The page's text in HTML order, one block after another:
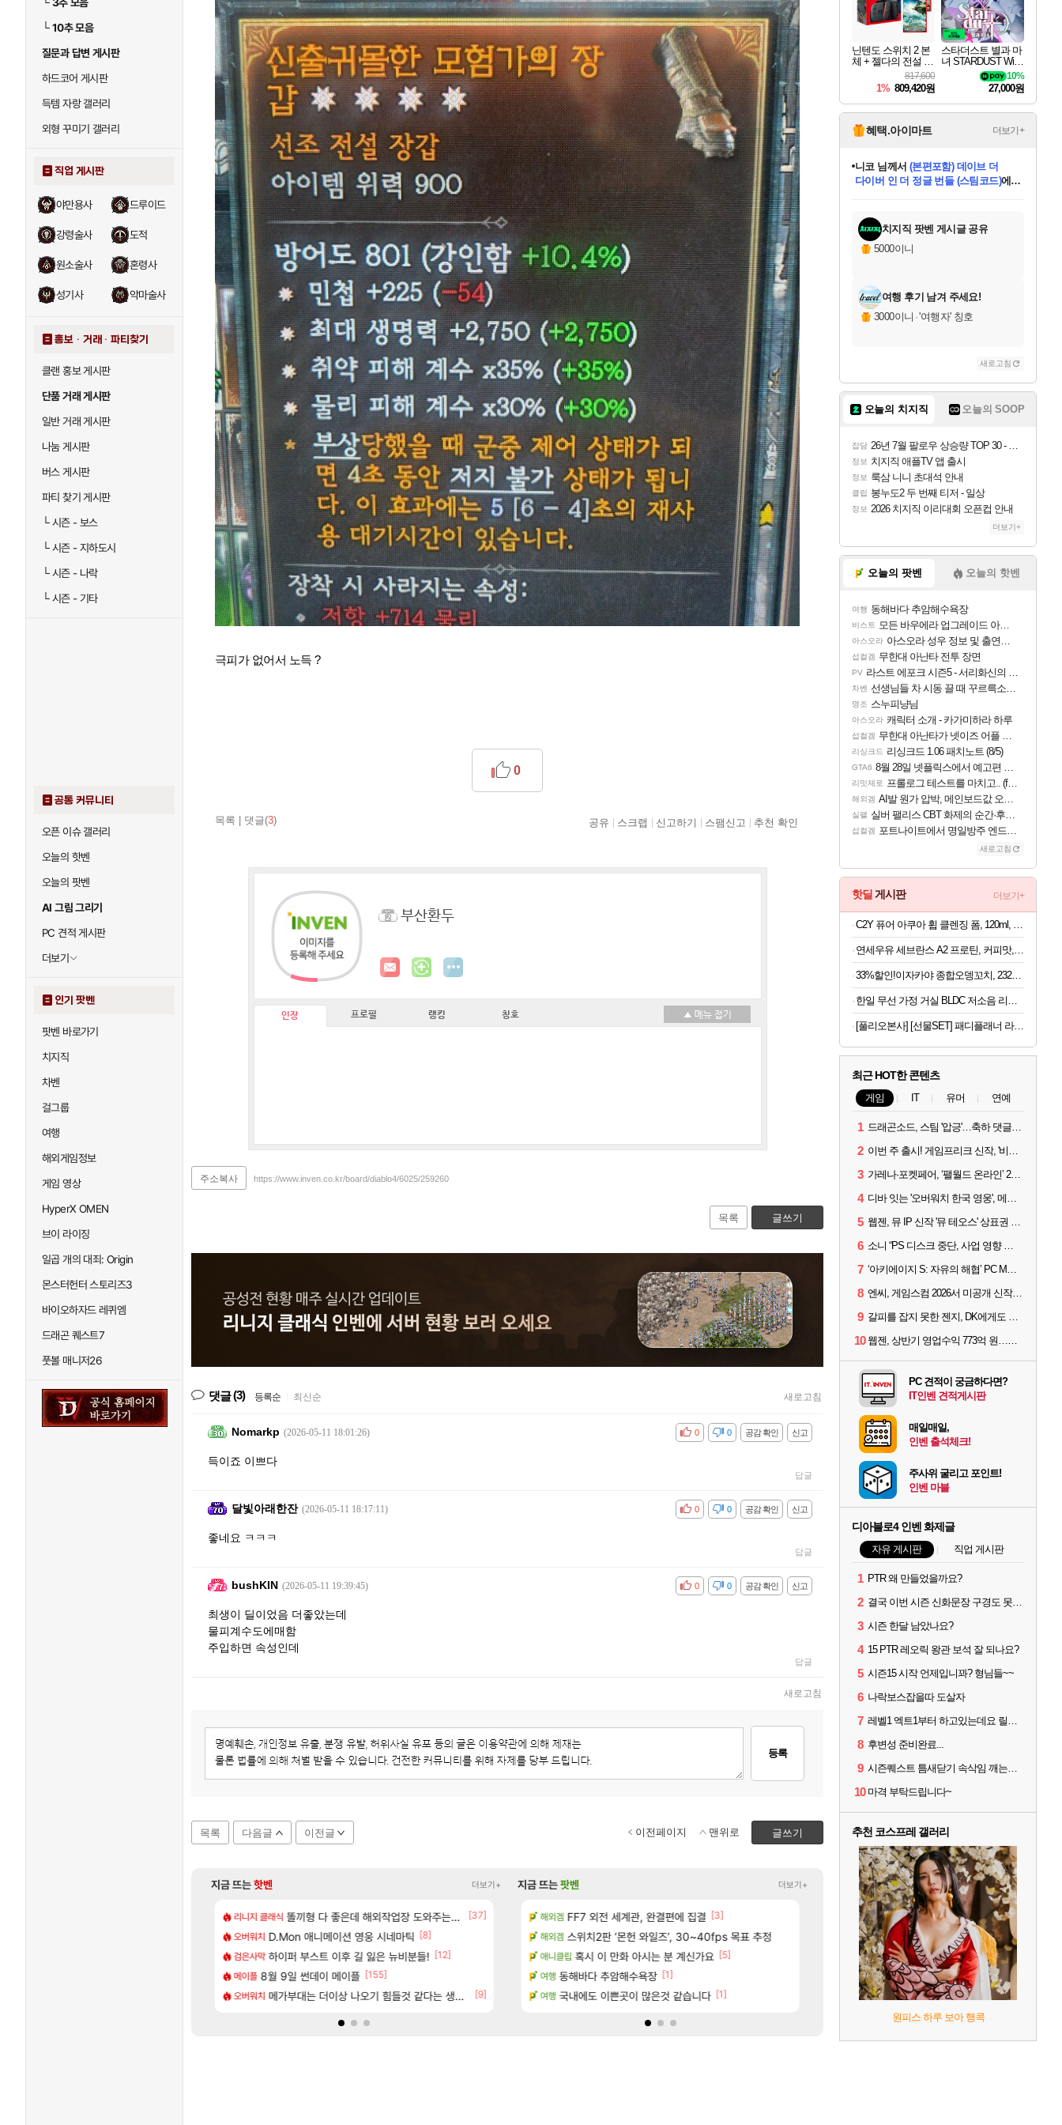
└10추 모음
질문과 답변 게시판
하드코어 게시판
득템 자랑 갤러리
외형 꾸미기 갤러리
직업 게시판
야만용사 드루이드
강령술사 도적
원소술사 혼령사
성기사 악마술사
홍보 · 거래 · 파티찾기
클랜 홍보 게시판
단품 거래 게시판
일반 거래 게시판
나눔 게시판
버스 게시판
파티 찾기 게시판
└시즌 - 보스
└시즌 - 지하도시
└시즌 - 나락
└시즌 - 기타
공통 커뮤니티
오픈 이슈 갤러리
오늘의 핫벤
오늘의 팟벤
AI 그림 그리기
PC 견적 게시판
더보기
인기 팟벤
팟벤 바로가기
치지직
차벤
걸그룹
여행
해외게임정보
게임 영상
HyperX OMEN
브이 라이징
일곱 개의 대죄: Origin
몬스터헌터 스토리즈3
바이오하자드 레퀴엠
드래곤 퀘스트7
풋볼 매니저26
극피가 없어서 노득 ?
목록 | 댓글(3)
0
공유 스크랩 신고하기 스팸신고 추천 확인
부산환두
인장 프로필 랭킹 칭호
주소복사 https://www.inven.co.kr/board/diablo4/6025/259260
목록 글쓰기
댓글(3) 등록순 최신순 새로고침
Nomarkp (2026-05-11 18:01:26) 신고
공감 확인
비공감 0
0
득이죠 이쁘다
답글
달빛아래한잔 (2026-05-11 18:17:11) 신고
공감 확인
비공감 0
0
좋네요 ㅋㅋㅋ
답글
bushKIN (2026-05-11 19:39:45) 신고
공감 확인
비공감 0
0
최생이 딜이었음 더좋았는데
물피계수도에매함
주입하면 속성인데
답글
새로고침
등록
목록 다음글 이전글 글쓰기
이전페이지 맨위로
지금 뜨는핫벤 더보기+
리니지 클래식 똘끼형 다 좋은데 해외작업장 도와주는 짓은 좀 아니지않냐?
[37]
오버워치 D.Mon 애니메이션 영웅 시네마틱 [8]
검은사막 하이퍼 부스트 이후 길 잃은 뉴비분들! [12]
메이플 8월 9일 썬데이 메이플 [155]
오버워치 메가부대는 더이상 나오기 힘들것 같다는 생각임 [9]
로아 크로체 따왔습니다 [79]
로아 고양이를 도구로 쓰는 인방 하꼬 스트리머 박제합니다.
[257]
디아4 15시즌 엘드루인 이거 요물이네요ㅋㅋㅋㅋㅋㅋ
로아 종자들이여, 마음껏 유린하라.jpg
메이플 현재 나무위키 실검 1위인 김규원 [75]
골드 파는 게 왜 쌀숭이임? [179]
ㅇㅂ) 벨가르딘 나메 320줄 11시 유기 택틱 소개
아니 뭔 샤타 안 나왔다고 진짜 화내는 사람도 있네
썬데이가 샤타가 아닌 큰 이유는 경매장 불안정때문일듯
후변성 준비완료... [11]
지금 뜨는팟벤 더보기+
아스오라 아스오라 성우 정보 및 출연작 모음
아스오라 아키츠 아키나 성우 정보 및 주요 필모
비스트 모든 성소 위치 공략 (40개) - 귀환한 영혼 도전과제
명조 스누피냥님
리밋제로 프롤로그 테스트를 마치고.. (feat. 리아)
해외겜 FF7 외전 세계관, 완결편에 집결 [3]
해외겜 스위치2판 ‘몬헌 와일즈’, 30~40fps 목표 추정
애니클립 혹시 이 만화 아시는 분 계신가요 [5]
여행 동해바다 추암해수욕장 [1]
여행 국내에도 이쁜곳이 많은것 같습니다 [1]
중국 CXMT, D램 매출 점유율 7%…글로벌 4위로 부상
AI발 원가 압박, 메인보드값 오르나
리싱크드 리싱크드 1.06 패치노트 (8/5)
메모리 3사, 2027년 생산분 완판?
아스오라 아사쿠라 마이 성우 정보 및 주요 필모
닌텐도 스위치 2 본
체 + 젤다의 전설 티
어스 오브 더 킹덤
닌텐도 스위치 2 에
디션 + 젤다의 전설
브레스 오브 더 와
일드 닌텐도 스위치
2 에디션 번들
817,600
1% 809,420원
스타더스트 별과 마
녀 STARDUST Wish
10%
27,000원
혜택.아이마트 더보기+
교환.
당첨되셨습니다.
니코님께서 (본편포함) 데이브 더
다이버 인 더 정글 번들 (스팀코드)에
당첨되셨습니다.
당첨되셨습니다.
당첨되셨습니다.
당첨되셨습니다.
당첨되셨습니다.
에디션 (스팀코드)를 교환.
당첨되셨습니다.
치지직 팟벤 게시글 공유
5000이니
여행 후기 남겨 주세요!
3000이니 ·'여행자' 칭호
새로고침
오늘의 치지직 오늘의 SOOP
잡담 26년 7월 팔로우 상승량 TOP 30 - 월간 치지직
정보 치지직 애플TV 앱 출시
정보 룩삼 니니 초대석 안내
클립 봉누도2 두 번째 티저 - 일상
정보 2026 치지직 이리대회 오픈컵 안내
더보기+
오늘의 팟벤 오늘의 핫벤
여행 동해바다 추암해수욕장
비스트 모든 바우에라 업그레이드 아이템 획득 위치 공략 (89개)
아스오라 아스오라 성우 정보 및 출연작 모음
섭컬겜 무한대 아난타 전투 장면
PV 라스트 에포크 시즌5 - 서리화신의 분노 티저
차벤 선생님들 차 시동 끌 때 꾸르륵소리나는데
명조 스누피냥님
아스오라 캐릭터 소개 - 카가미하라 하루
섭컬겜 무한대 아난타가 넷이즈 어플 달력에 일정 등록
리싱크드 리싱크드 1.06 패치노트 (8/5)
GTA6 8월 28일 넷플릭스에서 예고편 공개 예정
리밋제로 프롤로그 테스트를 마치고.. (feat. 리아)
해외겜 AI발 원가 압박, 메인보드값 오르나
실팰 실버 팰리스 CBT 화제의 순간·후기 모음
섭컬겜 포트나이트에서 명일방주 엔드필드 [펠리카] 판매 예정
새로고침
핫딜 게시판 더보기+
33%할인!이자카야 종합오뎅꼬치, 232g, 4개
[풀리오본사] [선물SET] 패디플래너 라이트 + 전용 파우치
최근 HOT한 콘텐츠
게임 IT 유머 연예
1 드래곤소드, 스팀 '압긍'…축하 댓글 달고 게임 코드 받자!
2 이번 주 출시! 게임프리크 신작, '비스트 오브 리인카네이션'
3 가레나·포켓페어, ‘팰월드 온라인’ 2026년 출시 예고
4 디바 잇는 '오버워치 한국 영웅', 메카 파일럿 디몬 나온다
5 웹젠, 뮤 IP 신작 '뮤 테오스' 상표권 출원
6 소니 “PS 디스크 중단, 사업 영향 없다”
7 ‘아키에이지 S: 자유의 해협’ PC MMORPG로 개발한다
8 엔씨, 게임스컴 2026서 미공개 신작 최초 공개
9 갈피를 잡지 못한 젠지, DK에게도 0:2 패배
10 웹젠, 상반기 영업수익 773억 원…순이익 89% 증가
PC 견적이 궁금하다면?
IT인벤 견적게시판
매일매일,
인벤 출석체크!
주사위 굴리고 포인트!
인벤 마블
디아블로4 인벤 화제글
자유 게시판 직업 게시판
1 PTR 왜 만들었을까요?
2 결국 이번 시즌 신화문장 구경도 못하고 접습니다.
3 시즌 한달 남았나요?
4 15 PTR 레오릭 왕관 보석 잘 되나요?
5 시즌15 시작 언제입니꽈? 형님들~~
6 나락보스잡을따 도살자
7 레벨1 엑트1부터 하고있는데요 릴머시기..
8 후변성 준비완료...
9 시즌퀘스트 틈새닫기 속삭임 깨는법이 뭐임? ㅡ.ㅡ
10 마격 부탁드립니다~
추천 코스프레 갤러리
원피스 하루 보아 행콕